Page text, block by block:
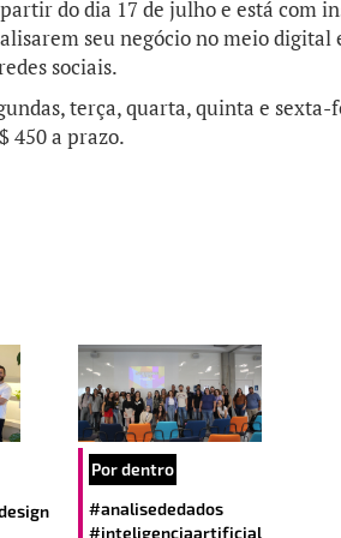
do dia 17 de julho e está com
seu negócio no meio digital
sociais.
terça, quarta, quinta e sexta-
450 a prazo.
Por dentro
#analisededados
#inteligenciaartificial